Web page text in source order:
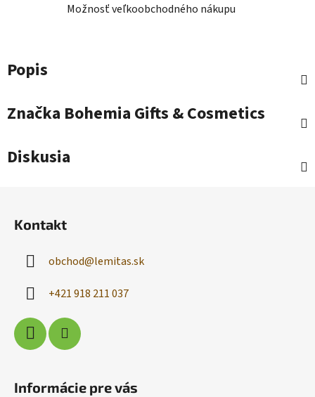
Možnosť veľkoobchodného nákupu
Popis
Značka Bohemia Gifts & Cosmetics
Diskusia
Kontakt
obchod@lemitas.sk
+421 918 211 037
Informácie pre vás